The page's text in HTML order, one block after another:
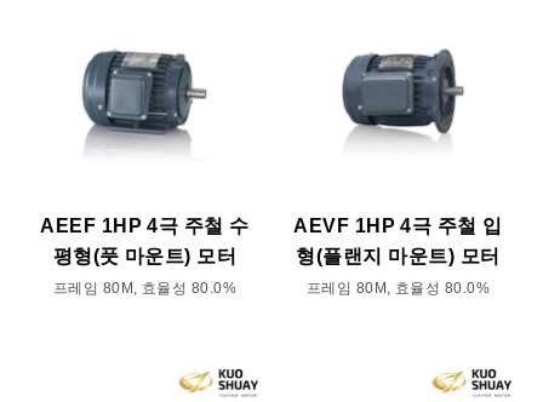
AEEF 1HP 4극 주철 수
평형(풋 마운트) 모터
프레임 80M, 효율성 80.0%
AEVF 1HP 4극 주철 입
형(플랜지 마운트) 모터
프레임 80M, 효율성 80.0%